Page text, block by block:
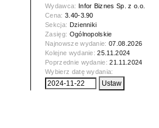
Wydawca: Infor Biznes Sp. z o.o.
Cena: 3.40-3.90
Sekcja: Dzienniki
Zasięg: Ogólnopolskie
Najnowsze wydanie:07.08.2026
Kolejne wydanie:25.11.2024
Poprzednie wydanie:21.11.2024
Wybierz datę wydania: